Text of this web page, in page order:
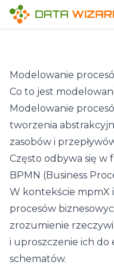
Modelowanie
Co to jest
Modelowanie
tworzenia
zasobów i
Często odbywa się
BPMN (Business
W kontekście mpmX
procesów
zrozumienie
i uproszczenie ich
schematów.